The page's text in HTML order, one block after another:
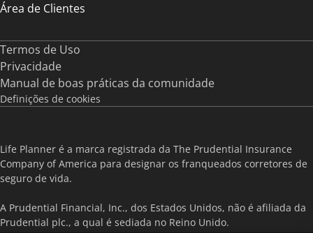
Área de Clientes
Termos de Uso
Privacidade
Manual de boas práticas da comunidade
Definições de cookies
Life Planner é a marca registrada da The Prudential Insurance
Company of America para designar os franqueados corretores de
seguro de vida.
A Prudential Financial, Inc., dos Estados Unidos, não é afiliada da
Prudential plc., a qual é sediada no Reino Unido.